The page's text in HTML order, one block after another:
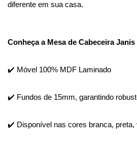
diferente em sua casa.
Conheça a Mesa de Cabeceira Janis
✔️ Móvel 100% MDF Laminado
✔️ Fundos de 15mm, garantindo
✔️ Disponível nas cores branca, preta,